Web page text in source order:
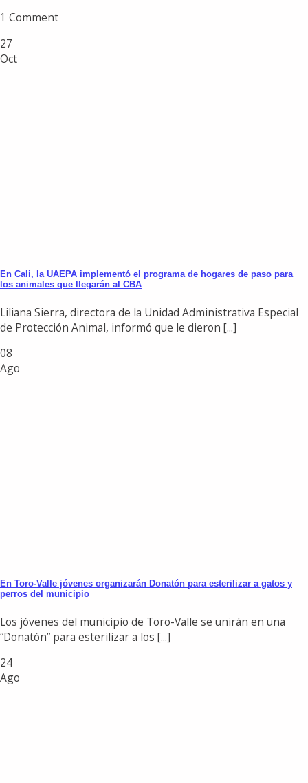
1 Comment
27
Oct
En Cali, la UAEPA implementó el programa de hogares de paso para
los animales que llegarán al CBA
Liliana Sierra, directora de la Unidad Administrativa Especial
de Protección Animal, informó que le dieron [...]
08
Ago
En Toro-Valle jóvenes organizarán Donatón para esterilizar a gatos y
perros del municipio
Los jóvenes del municipio de Toro-Valle se unirán en una
“Donatón” para esterilizar a los [...]
24
Ago